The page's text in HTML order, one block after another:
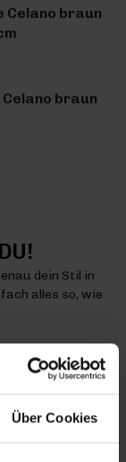
Über Cookies
Celano braun
braun
dein Stil in
alles so, wie